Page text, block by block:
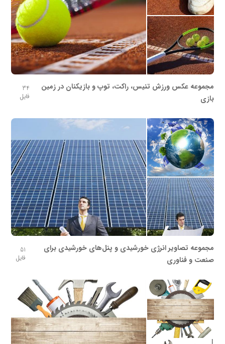
مجموعه عکس ورزش تنیس، راکت، توپ و بازیکنان در زمین
بازی
34
فایل
مجموعه تصاویر انرژی خورشیدی و پنل‌های خورشیدی برای
صنعت و فناوری
51
فایل